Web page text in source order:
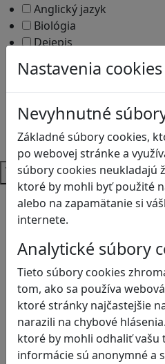
Nastavenia cookies
Nevyhnutné
Základné súbory cookies,
po webovej stránke a
súbory cookies neukladajú
ktoré by mohli byť použité
alebo na zapamätanie si
internete.
Analytické súbory
Tieto súbory cookies
tom, ako sa používa
ktoré stránky najčastejšie
narazili na chybové
ktoré by mohli odhaliť vašu
informácie sú anonymné a
Anglický jazyk
Biológia
Dejepis
Environmentálna výchova
Etická výchova
Geografia
Matematika
Občianska náuka
Vlastiveda
Témy
Bezpečnosť na internete
Čítanie s porozumením
Ekológia
Globálne vzdelávanie
Kreativita
Kritické myslenie
Kyberšikana
Logické myslenie
Ľudské práva a